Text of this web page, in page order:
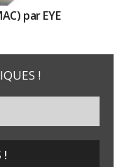
par EYE
!